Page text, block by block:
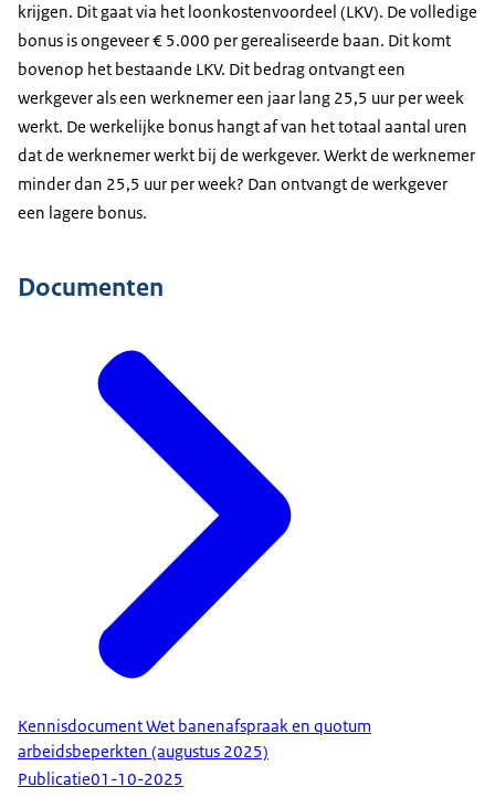
krijgen. Dit gaat via het loonkostenvoordeel (LKV). De volledige
bonus is ongeveer € 5.000 per gerealiseerde baan. Dit komt
bovenop het bestaande LKV. Dit bedrag ontvangt een
werkgever als een werknemer een jaar lang 25,5 uur per week
werkt. De werkelijke bonus hangt af van het totaal aantal uren
dat de werknemer werkt bij de werkgever. Werkt de werknemer
minder dan 25,5 uur per week? Dan ontvangt de werkgever
een lagere bonus.
Documenten
Kennisdocument Wet banenafspraak en quotum
arbeidsbeperkten (augustus 2025)
Publicatie01-10-2025